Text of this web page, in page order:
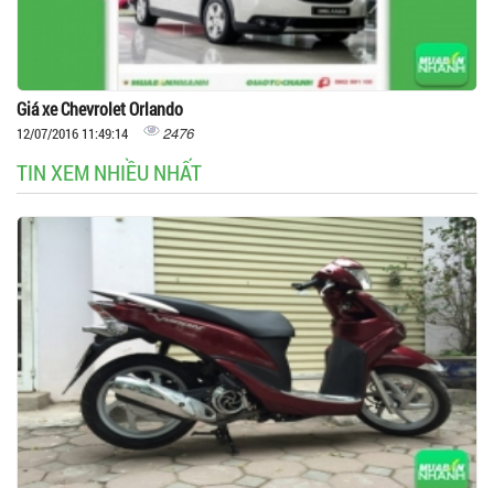
Giá xe Chevrolet Orlando
12/07/2016 11:49:14 2476
TIN XEM NHIỀU NHẤT